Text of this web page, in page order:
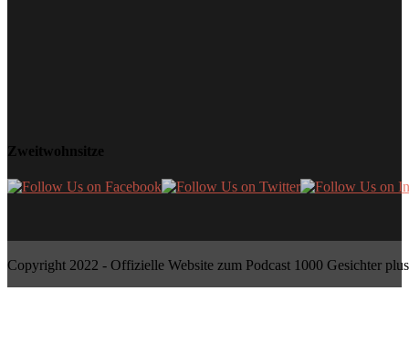
Zweitwohnsitze
Copyright 2022 - Offizielle Website zum Podcast 1000 Gesichter